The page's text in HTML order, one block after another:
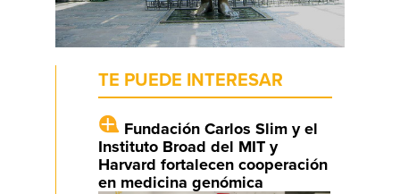
TE PUEDE INTERESAR
Fundación Carlos Slim y el
Instituto Broad del MIT y
Harvard fortalecen cooperación
en medicina genómica